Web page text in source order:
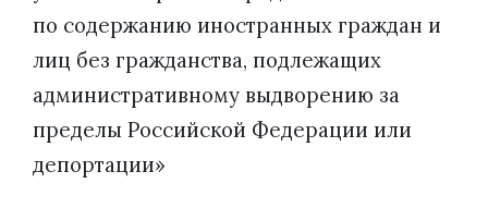
по содержанию иностранных граждан и
лиц без гражданства, подлежащих
административному выдворению за
пределы Российской Федерации или
депортации»